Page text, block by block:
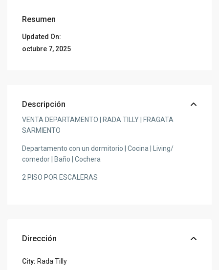
Resumen
Updated On:
octubre 7, 2025
Descripción
VENTA DEPARTAMENTO | RADA TILLY | FRAGATA
SARMIENTO
Departamento con un dormitorio | Cocina | Living/
comedor | Baño | Cochera
2 PISO POR ESCALERAS
Dirección
City: Rada Tilly